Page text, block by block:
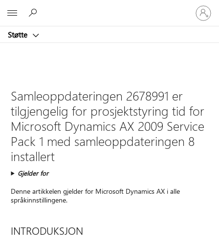
Støtte
Logg
på
kontoen
Samleoppdateringen 2678991 er
tilgjengelig for prosjektstyring tid for
Microsoft Dynamics AX 2009 Service
Pack 1 med samleoppdateringen 8
installert
Gjelder for
Denne artikkelen gjelder for Microsoft Dynamics AX i alle
språkinnstillingene.
INTRODUKSJON